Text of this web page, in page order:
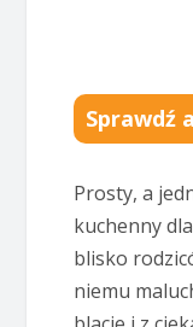
Sprawdź
Prosty, a
kuchenny
blisko
niemu